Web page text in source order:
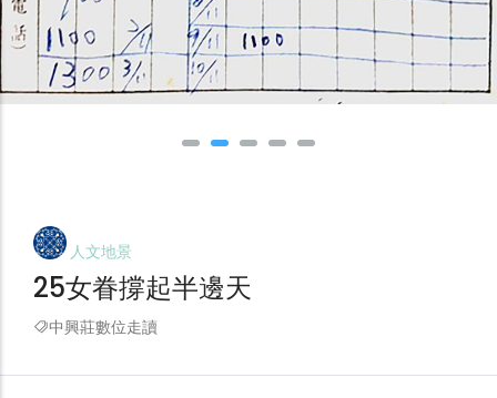
人文地景
25女眷撐起半邊天
中興莊數位走讀